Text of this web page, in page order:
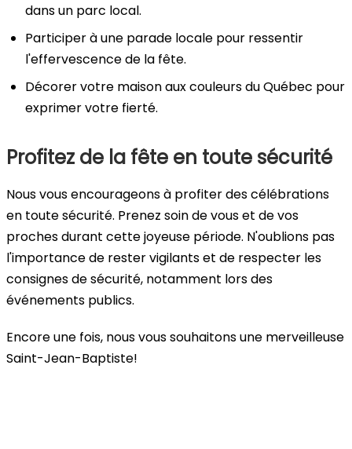
dans un parc local.
Participer à une parade locale pour ressentir
l'effervescence de la fête.
Décorer votre maison aux couleurs du Québec pour
exprimer votre fierté.
Profitez de la fête en toute sécurité
Nous vous encourageons à profiter des célébrations
en toute sécurité. Prenez soin de vous et de vos
proches durant cette joyeuse période. N'oublions pas
l'importance de rester vigilants et de respecter les
consignes de sécurité, notamment lors des
événements publics.
Encore une fois, nous vous souhaitons une merveilleuse
Saint-Jean-Baptiste!